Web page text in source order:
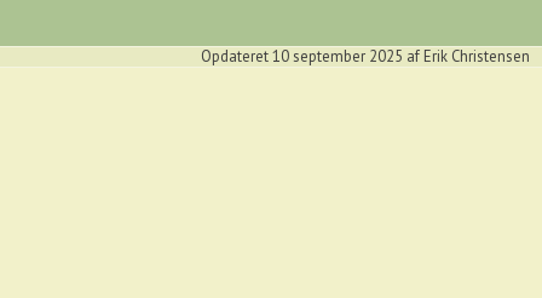
Opdateret 10 september 2025 af Erik Christensen